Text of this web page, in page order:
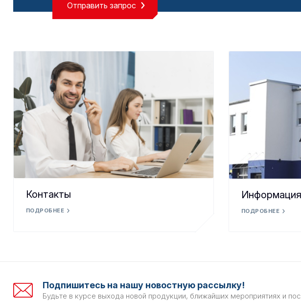
Отправить запрос
Контакты
ПОДРОБНЕЕ ПОДРОБНЕЕ
Подпишитесь на нашу новостную рассылку!
Будьте в курсе выхода новой продукции, ближайших мероприятиях и